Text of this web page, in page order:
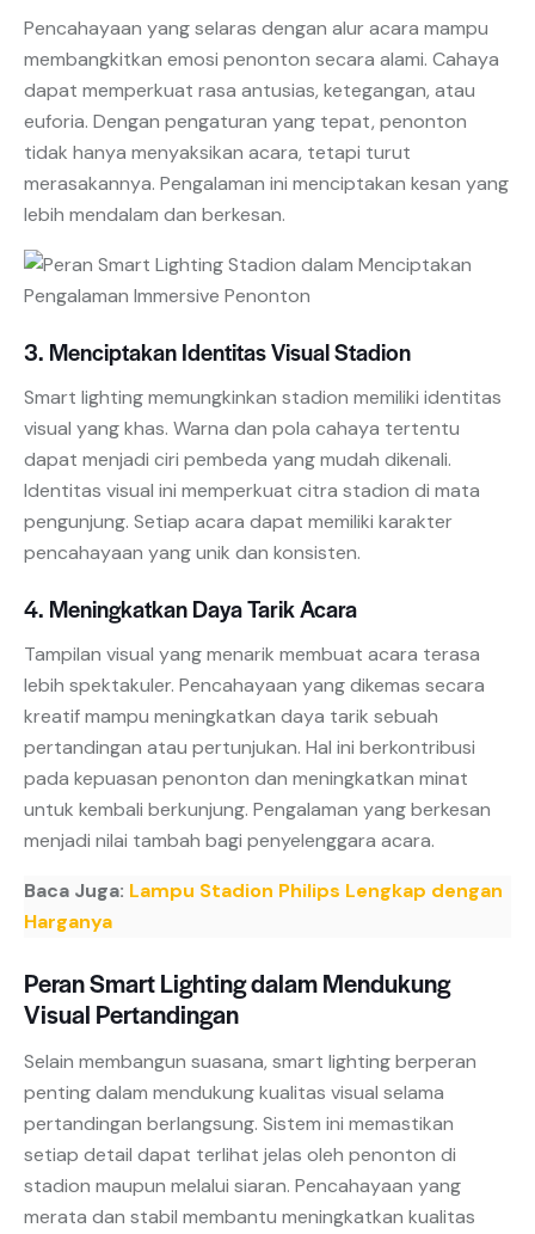
Pencahayaan yang selaras dengan alur acara mampu
membangkitkan emosi penonton secara alami. Cahaya
dapat memperkuat rasa antusias, ketegangan, atau
euforia. Dengan pengaturan yang tepat, penonton
tidak hanya menyaksikan acara, tetapi turut
merasakannya. Pengalaman ini menciptakan kesan yang
lebih mendalam dan berkesan.
3. Menciptakan Identitas Visual Stadion
Smart lighting memungkinkan stadion memiliki identitas
visual yang khas. Warna dan pola cahaya tertentu
dapat menjadi ciri pembeda yang mudah dikenali.
Identitas visual ini memperkuat citra stadion di mata
pengunjung. Setiap acara dapat memiliki karakter
pencahayaan yang unik dan konsisten.
4. Meningkatkan Daya Tarik Acara
Tampilan visual yang menarik membuat acara terasa
lebih spektakuler. Pencahayaan yang dikemas secara
kreatif mampu meningkatkan daya tarik sebuah
pertandingan atau pertunjukan. Hal ini berkontribusi
pada kepuasan penonton dan meningkatkan minat
untuk kembali berkunjung. Pengalaman yang berkesan
menjadi nilai tambah bagi penyelenggara acara.
Baca Juga: Lampu Stadion Philips Lengkap dengan
Harganya
Peran Smart Lighting dalam Mendukung
Visual Pertandingan
Selain membangun suasana, smart lighting berperan
penting dalam mendukung kualitas visual selama
pertandingan berlangsung. Sistem ini memastikan
setiap detail dapat terlihat jelas oleh penonton di
stadion maupun melalui siaran. Pencahayaan yang
merata dan stabil membantu meningkatkan kualitas